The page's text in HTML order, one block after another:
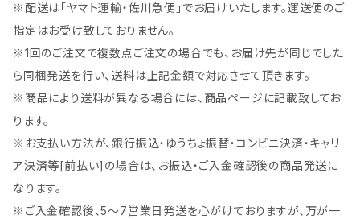
※配送は「ヤマト運輸・佐川急便」でお届けいたします。運送便のご
指定はお受け致しておりません。
※1回のご注文で複数点ご注文の場合でも、お届け先が同じでした
ら同梱発送を行い、送料は上記金額で対応させて頂きます。
※商品により送料が異なる場合には、商品ページに記載致してお
ります。
※お支払い方法が、銀行振込・ゆうちょ振替・コンビニ決済・キャリ
ア決済等[前払い]の場合は、お振込・ご入金確認後の商品発送に
なります。
※ご入金確認後、5～7営業日発送を心がけておりますが、万が一